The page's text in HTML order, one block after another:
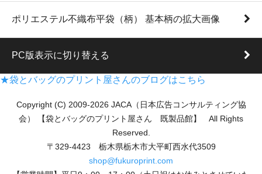
ポリエステル不織布平袋（柄） 基本柄の拡大画像
PC版表示に切り替える
★袋とバッグのプリント屋さんのブログはこちら
Copyright (C) 2009-2026 JACA（日本広告コンサルティング協
会） 【袋とバッグのプリント屋さん 既製品館】 All Rights
Reserved.
〒329-4423 栃木県栃木市大平町西水代3509
shop@fukuroprint.com